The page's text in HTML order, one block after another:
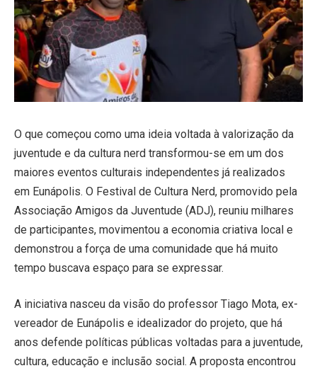
O que começou como uma ideia voltada à valorização da
juventude e da cultura nerd transformou-se em um dos
maiores eventos culturais independentes já realizados
em Eunápolis. O Festival de Cultura Nerd, promovido pela
Associação Amigos da Juventude (ADJ), reuniu milhares
de participantes, movimentou a economia criativa local e
demonstrou a força de uma comunidade que há muito
tempo buscava espaço para se expressar.
A iniciativa nasceu da visão do professor Tiago Mota, ex-
vereador de Eunápolis e idealizador do projeto, que há
anos defende políticas públicas voltadas para a juventude,
cultura, educação e inclusão social. A proposta encontrou